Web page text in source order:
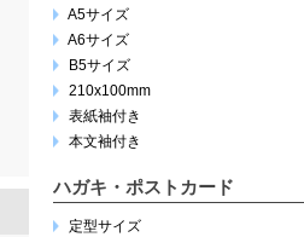
A5サイズ
A6サイズ
B5サイズ
210x100mm
表紙袖付き
本文袖付き
ハガキ・ポストカード
定型サイズ